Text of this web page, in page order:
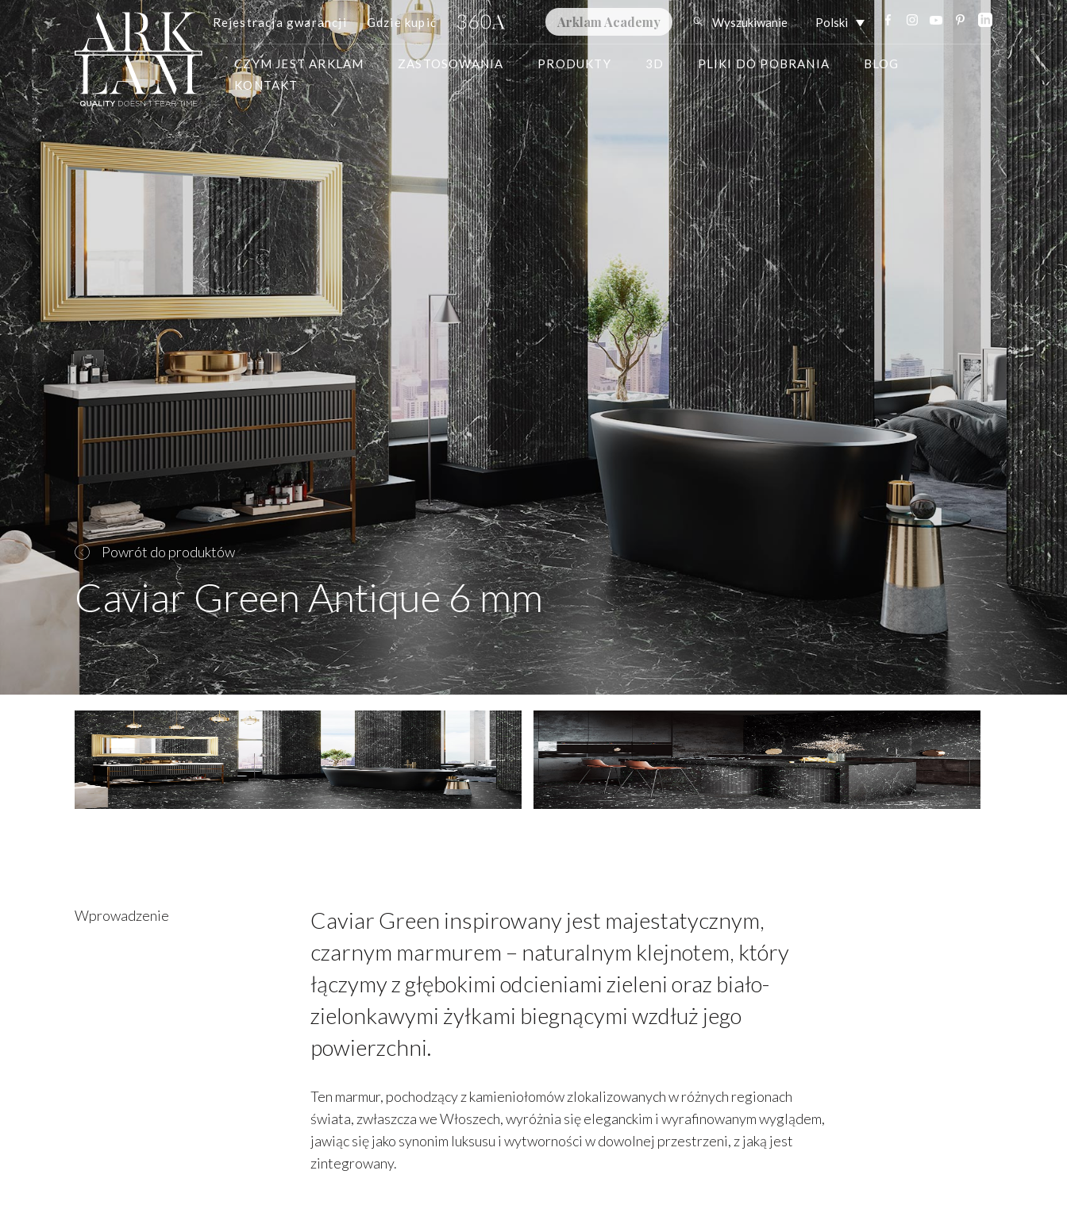
Rejestracja gwarancji Gdzie kupić Arklam Academy Wyszukiwanie Polski
CZYM JEST ARKLAM ZASTOSOWANIA PRODUKTY 3D PLIKI DO POBRANIA
BLOG
KONTAKT
Powrót do produktów
Caviar Green Antique 6 mm
Wprowadzenie
Caviar Green inspirowany jest majestatycznym,
czarnym marmurem – naturalnym klejnotem, który
łączymy z głębokimi odcieniami zieleni oraz biało-
zielonkawymi żyłkami biegnącymi wzdłuż jego
powierzchni.
Ten marmur, pochodzący z kamieniołomów zlokalizowanych w różnych regionach
świata, zwłaszcza we Włoszech, wyróżnia się eleganckim i wyrafinowanym wyglądem,
jawiąc się jako synonim luksusu i wytworności w dowolnej przestrzeni, z jaką jest
zintegrowany.